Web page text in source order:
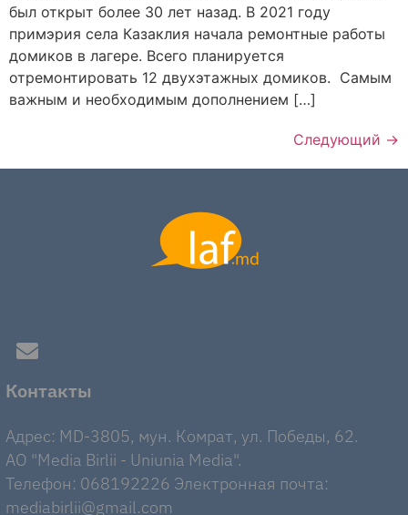
был открыт более 30 лет назад. В 2021 году
примэрия села Казаклия начала ремонтные работы
домиков в лагере. Всего планируется
отремонтировать 12 двухэтажных домиков. Самым
важным и необходимым дополнением […]
Следующий →
Контакты
Адрес: MD-3805, мун. Комрат, ул. Победы, 62.
AO "Media Birlii - Uniunia Media".
Телефон: 068192226 Электронная почта:
mediabirlii@gmail.com